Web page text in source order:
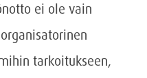
ei ole vain
tarkoitukseen,